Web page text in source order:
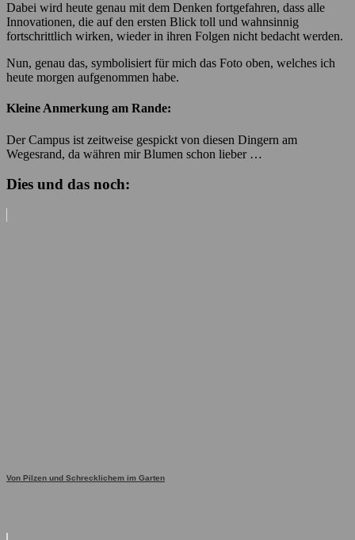
Dabei wird heute genau mit dem Denken fortgefahren, dass alle
Innovationen, die auf den ersten Blick toll und wahnsinnig
fortschrittlich wirken, wieder in ihren Folgen nicht bedacht werden.
Nun, genau das, symbolisiert für mich das Foto oben, welches ich
heute morgen aufgenommen habe.
Kleine Anmerkung am Rande:
Der Campus ist zeitweise gespickt von diesen Dingern am
Wegesrand, da währen mir Blumen schon lieber …
Dies und das noch:
Von Pilzen und Schrecklichem im Garten